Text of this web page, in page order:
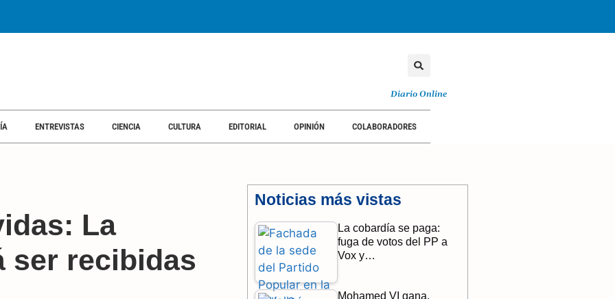
Diario Online
ENTREVISTAS CIENCIA CULTURA EDITORIAL OPINIÓN COLABORADORES
La
ser recibidas
Noticias más vistas
La cobardía se paga:
fuga de votos del PP a
Vox y…
Mohamed VI gana,